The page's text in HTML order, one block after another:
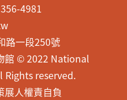
4981
路一段250號
館 © 2022 National
Rights reserved.
展人權責自負